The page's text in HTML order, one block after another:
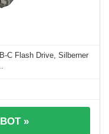
C Flash Drive, Silberner
»